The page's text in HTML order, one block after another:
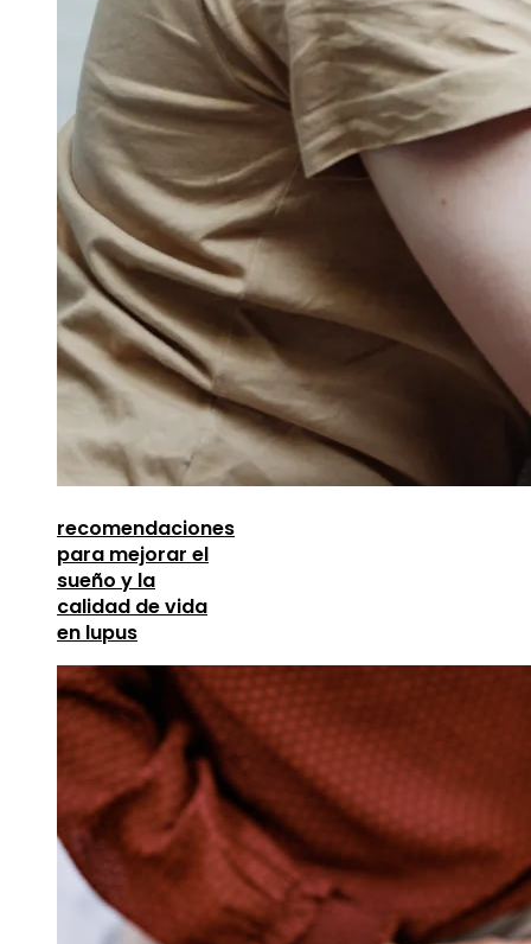
recomendaciones
para mejorar el
sueño y la
calidad de vida
en lupus